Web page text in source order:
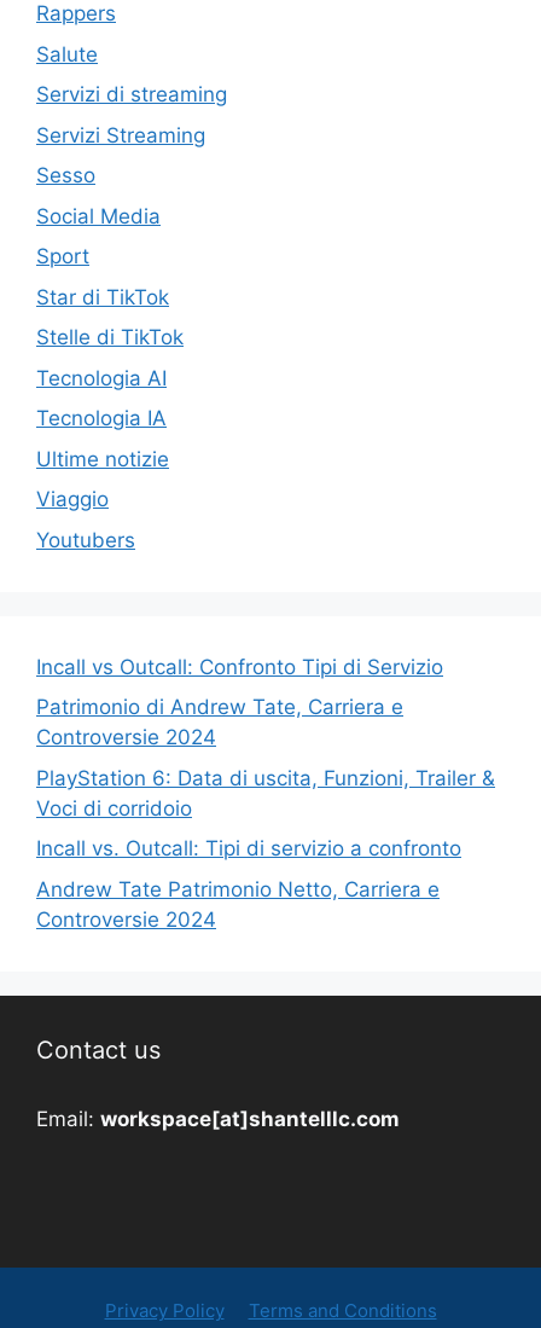
Rappers
Salute
Servizi di streaming
Servizi Streaming
Sesso
Social Media
Sport
Star di TikTok
Stelle di TikTok
Tecnologia AI
Tecnologia IA
Ultime notizie
Viaggio
Youtubers
Incall vs Outcall: Confronto Tipi di Servizio
Patrimonio di Andrew Tate, Carriera e
Controversie 2024
PlayStation 6: Data di uscita, Funzioni, Trailer &
Voci di corridoio
Incall vs. Outcall: Tipi di servizio a confronto
Andrew Tate Patrimonio Netto, Carriera e
Controversie 2024
Contact us
Email: workspace[at]shantelllc.com
Privacy Policy Terms and Conditions